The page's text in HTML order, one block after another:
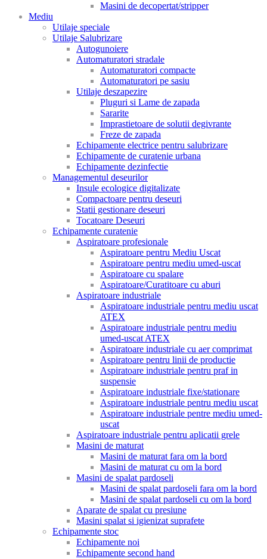
Masini de decopertat/stripper
Mediu
Utilaje speciale
Utilaje Salubrizare
Autogunoiere
Automaturatori stradale
Automaturatori compacte
Automaturatori pe sasiu
Utilaje deszapezire
Pluguri si Lame de zapada
Sararite
Imprastietoare de solutii degivrante
Freze de zapada
Echipamente electrice pentru salubrizare
Echipamente de curatenie urbana
Echipamente dezinfectie
Managementul deseurilor
Insule ecologice digitalizate
Compactoare pentru deseuri
Statii gestionare deseuri
Tocatoare Deseuri
Echipamente curatenie
Aspiratoare profesionale
Aspiratoare pentru Mediu Uscat
Aspiratoare pentru mediu umed-uscat
Aspiratoare cu spalare
Aspiratoare/Curatitoare cu aburi
Aspiratoare industriale
Aspiratoare industriale pentru mediu uscat
ATEX
Aspiratoare industriale pentru mediu
umed-uscat ATEX
Aspiratoare industriale cu aer comprimat
Aspiratoare pentru linii de productie
Aspiratoare industriale pentru praf in
suspensie
Aspiratoare industriale fixe/stationare
Aspiratoare industriale pentru mediu uscat
Aspiratoare industriale pentre mediu umed-
uscat
Aspiratoare industriale pentru aplicatii grele
Masini de maturat
Masini de maturat fara om la bord
Masini de maturat cu om la bord
Masini de spalat pardoseli
Masini de spalat pardoseli fara om la bord
Masini de spalat pardoseli cu om la bord
Aparate de spalat cu presiune
Masini spalat si igienizat suprafete
Echipamente stoc
Echipamente noi
Echipamente second hand